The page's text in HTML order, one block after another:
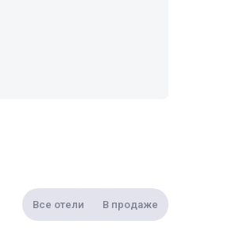
Все отели В продаже